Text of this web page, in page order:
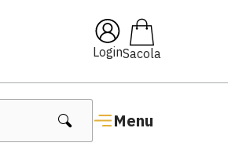
Login
Menu
🔥 Lançamentos Femininos